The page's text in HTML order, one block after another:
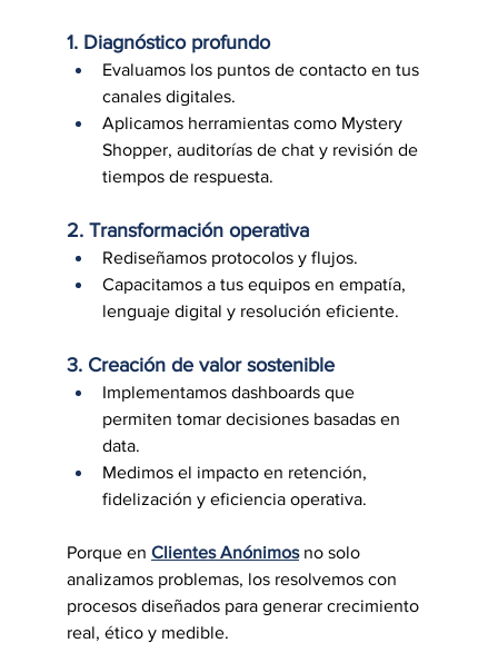
1. Diagnóstico profundo
Evaluamos los puntos de contacto en tus
canales digitales.
Aplicamos herramientas como Mystery
Shopper, auditorías de chat y revisión de
tiempos de respuesta.
2. Transformación operativa
Rediseñamos protocolos y flujos.
Capacitamos a tus equipos en empatía,
lenguaje digital y resolución eficiente.
3. Creación de valor sostenible
Implementamos dashboards que
permiten tomar decisiones basadas en
data.
Medimos el impacto en retención,
fidelización y eficiencia operativa.
Porque en Clientes Anónimos no solo
analizamos problemas, los resolvemos con
procesos diseñados para generar crecimiento
real, ético y medible.